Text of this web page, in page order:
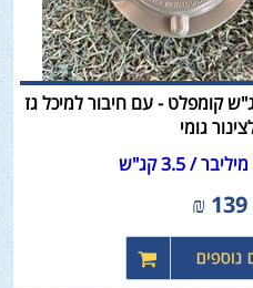
30 מיליבר / 3.5 קג"ש קומפלט - עם חיבור למיכל גז
גומי
139
₪